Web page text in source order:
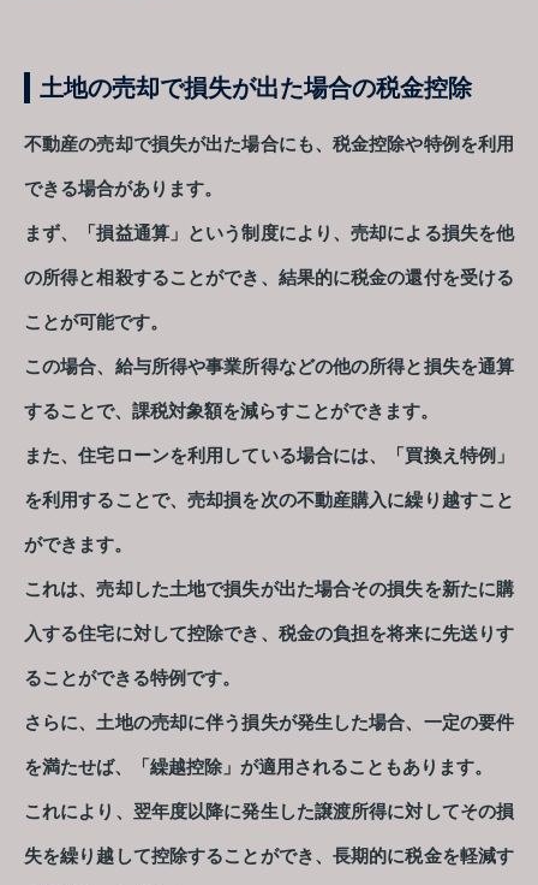
土地の売却で損失が出た場合の税金控除
不動産の売却で損失が出た場合にも、税金控除や特例を利用
できる場合があります。
まず、「損益通算」という制度により、売却による損失を他
の所得と相殺することができ、結果的に税金の還付を受ける
ことが可能です。
この場合、給与所得や事業所得などの他の所得と損失を通算
することで、課税対象額を減らすことができます。
また、住宅ローンを利用している場合には、「買換え特例」
を利用することで、売却損を次の不動産購入に繰り越すこと
ができます。
これは、売却した土地で損失が出た場合その損失を新たに購
入する住宅に対して控除でき、税金の負担を将来に先送りす
ることができる特例です。
さらに、土地の売却に伴う損失が発生した場合、一定の要件
を満たせば、「繰越控除」が適用されることもあります。
これにより、翌年度以降に発生した譲渡所得に対してその損
失を繰り越して控除することができ、長期的に税金を軽減す